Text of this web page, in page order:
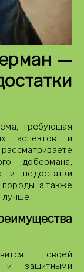
—
требующая
аспектов и
добермана,
и недостатки
а также
лучше.
своей
и защитными